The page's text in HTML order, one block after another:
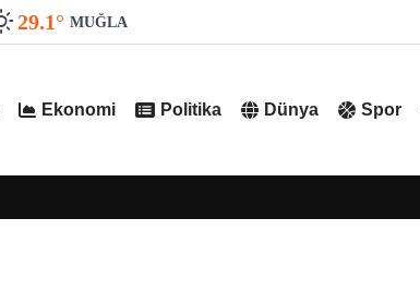
29.1° MUĞLA
Ekonomi Politika Dünya Spor